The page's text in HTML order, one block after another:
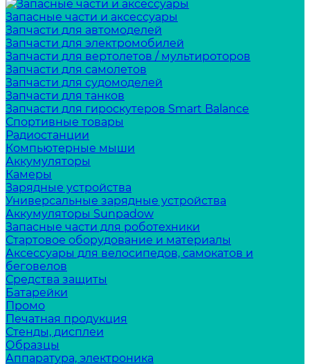
Запасные части и аксессуары
Запчасти для автомоделей
Запчасти для электромобилей
Запчасти для вертолетов / мультироторов
Запчасти для самолетов
Запчасти для судомоделей
Запчасти для танков
Запчасти для гироскутеров Smart Balance
Спортивные товары
Радиостанции
Компьютерные мыши
Аккумуляторы
Камеры
Зарядные устройства
Универсальные зарядные устройства
Аккумуляторы Sunpadow
Запасные части для роботехники
Стартовое оборудование и материалы
Аксессуары для велосипедов, самокатов и
беговелов
Средства защиты
Батарейки
Промо
Печатная продукция
Стенды, дисплеи
Образцы
Аппаратура, электроника